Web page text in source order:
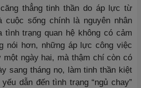
thẳng tinh thần do áp lực từ
cuộc sống chính là nguyên nhân
tình trạng quan hệ không có cảm
nói hơn, những áp lực công việc
một ngày hai, mà thậm chí còn có
sang tháng nọ, làm tinh thần kiệt
dẫn đến tình trạng “ngủ chay”